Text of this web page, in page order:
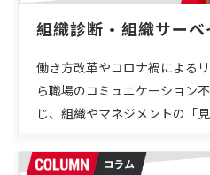
組織診断・組織サー
働き方改革やコロナ禍による
ら職場のコミュニケーション
じ、組織やマネジメントの「